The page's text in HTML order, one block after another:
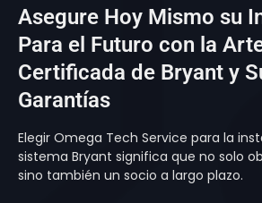
Asegure Hoy Mismo su
Para el Futuro con la
Certificada de Bryant y
Garantías
Elegir Omega Tech Service para la
sistema Bryant significa que no solo
sino también un socio a largo plazo.